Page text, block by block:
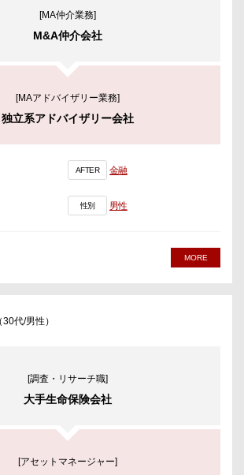
[MA仲介業務]
M&A仲介会社
[MAアドバイザリー業務]
独立系アドバイザリー会社
AFTER 金融
性別 男性
MORE
（30代/男性）
[調査・リサーチ職]
大手生命保険会社
[アセットマネージャー]